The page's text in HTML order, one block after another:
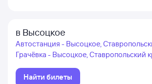
в Высоцкое
Автостанция - Высоцкое,
Грачёвка - Высоцкое, Ставропольский
Найти билеты